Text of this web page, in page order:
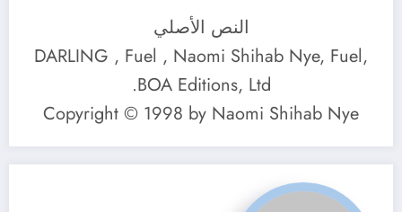
النص الأصلي
DARLING , Fuel , Naomi Shihab Nye, Fuel,
BOA Editions, Ltd.
Copyright © 1998 by Naomi Shihab Nye